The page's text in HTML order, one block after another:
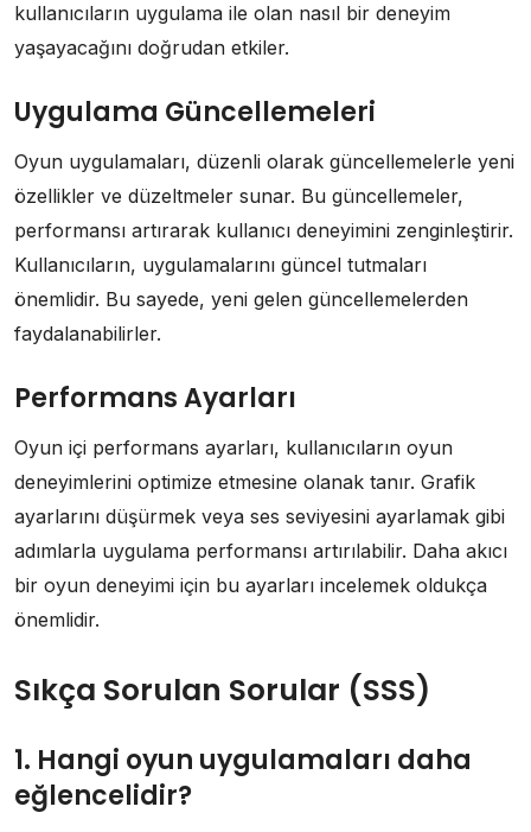
kullanıcıların uygulama ile olan nasıl bir deneyim
yaşayacağını doğrudan etkiler.
Uygulama Güncellemeleri
Oyun uygulamaları, düzenli olarak güncellemelerle yeni
özellikler ve düzeltmeler sunar. Bu güncellemeler,
performansı artırarak kullanıcı deneyimini zenginleştirir.
Kullanıcıların, uygulamalarını güncel tutmaları
önemlidir. Bu sayede, yeni gelen güncellemelerden
faydalanabilirler.
Performans Ayarları
Oyun içi performans ayarları, kullanıcıların oyun
deneyimlerini optimize etmesine olanak tanır. Grafik
ayarlarını düşürmek veya ses seviyesini ayarlamak gibi
adımlarla uygulama performansı artırılabilir. Daha akıcı
bir oyun deneyimi için bu ayarları incelemek oldukça
önemlidir.
Sıkça Sorulan Sorular (SSS)
1. Hangi oyun uygulamaları daha
eğlencelidir?